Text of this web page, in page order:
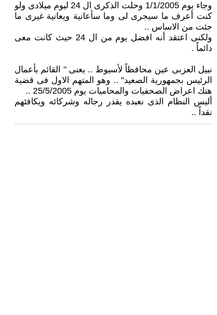
وجاء يوم 1/1/2005 وحلت الذكرى ال 24 ليوم ميلادى ولو
كنت أعرف ما سيجرى لى وما سأعانية ويعانية غيرى ما
جئت من الاساس ..
ولكنى اعتقد أنه افضل يوم من ال 24 حيث كانت معى
دائماً .
نبيل العزبى عين محافظاً لأسيوط .. يعنى " القائم بأعمال
الرئيس بجمهورية الصعيد" .. وهو المتهم الاول فى قضية
هتك اعراض الصحفيات والمحاميات يوم 25/5/2005 ..
أليس النظام الذى نعبده يقدر رجاله وشركائه ويكافئهم
نقداً ..